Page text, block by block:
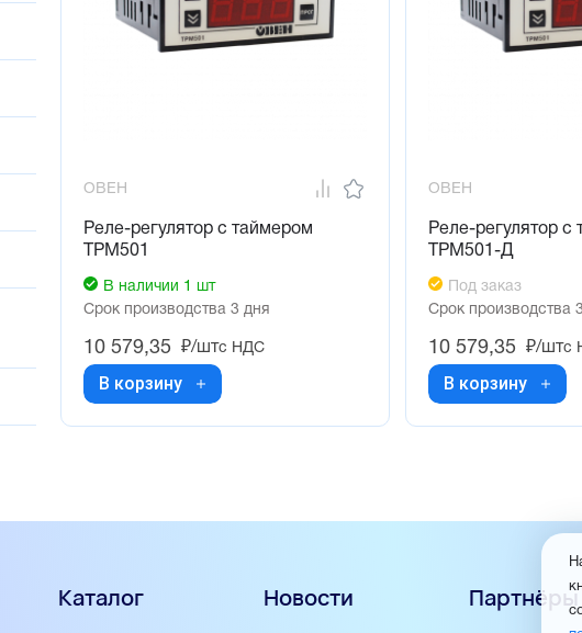
ОВЕН
Реле-регулятор с таймером
ТРМ501
В наличии 1 шт
Срок производства 3 дня
10 579,35 ₽/штс НДС
В корзину
ОВЕН
Реле-регулятор с
ТРМ501-Д
Под заказ
Срок производства
10 579,35 ₽/штс
В корзину
Каталог Новости Партнёры